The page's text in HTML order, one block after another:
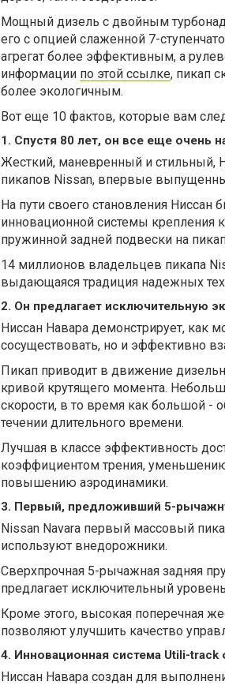
Мощный дизель с двойным
его с опцией слаженной 7-
агрегат более эффективным, а
информации по этой ссылке, пикап
более экологичным.
Вот еще 10 фактов, которые вам
1. Спустя 80 лет, он все еще очень
Жесткий, маневренный и стильный,
пикапов Nissan, впервые
На пути своего становления Ниссан
инновационной системы крепления
пружинной задней подвески на
14 миллионов владельцев пикапа
выдающаяся традиция надежных
2. Он предлагает исключительную
Ниссан Навара демонстрирует, как
сосуществовать, но и эффективно
Пикап приводит в движение
кривой крутящего момента.
скорости, в то время как большой -
течении длительного времени.
Лучшая в классе эффективность
коэффициентом трения,
повышению аэродинамики.
3. Первый, предложивший 5-
Nissan Navara первый массовый
используют внедорожники.
Сверхпрочная 5-рычажная задняя
предлагает исключительный
Кроме этого, высокая поперечная
позволяют улучшить качество
4. Инновационная система Utili-
Ниссан Навара создан для